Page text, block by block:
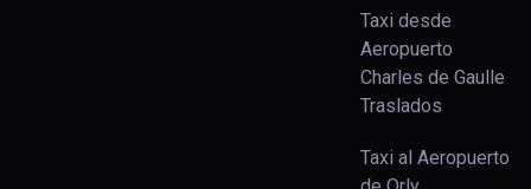
Taxi desde
Aeropuerto
Charles de Gaulle
Traslados
Taxi al Aeropuerto